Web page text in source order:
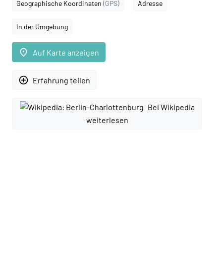
Geographische Koordinaten (GPS) Adresse
In der Umgebung
place Auf Karte anzeigen
add_circle_outline Erfahrung teilen
Bei Wikipedia
weiterlesen